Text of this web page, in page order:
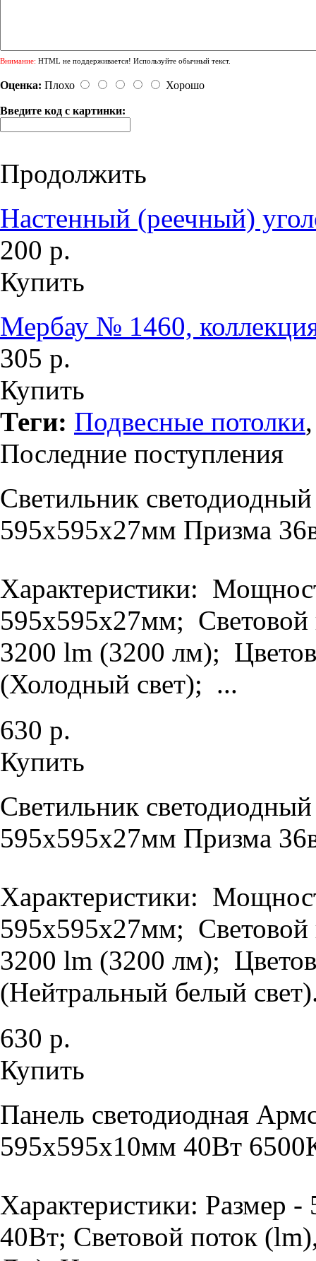
Внимание: HTML не поддерживается! Используйте обычный текст.
Оценка: Плохо Хорошо
Введите код с картинки:
Продолжить
Настенный (реечный)
200 р.
Купить
Мербау № 1460,
305 р.
Купить
Теги: Подвесные потолки
Последние поступления
Светильник
595х595х27мм Призма
Характеристики:
595х595х27мм; Световой
3200 lm (3200 лм);
(Холодный свет); ...
630 р.
Купить
Светильник
595х595х27мм Призма
Характеристики:
595х595х27мм; Световой
3200 lm (3200 лм);
(Нейтральный белый
630 р.
Купить
Панель светодиодная
595х595х10мм 40Вт
Характеристики: Размер
40Вт; Световой поток